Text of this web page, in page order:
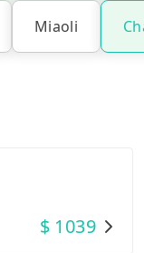
Miaoli
$ 1039